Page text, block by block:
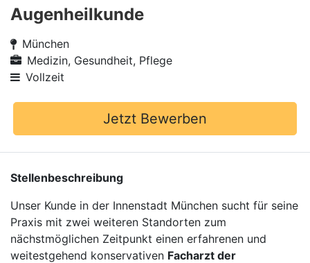
Augenheilkunde
München
Medizin, Gesundheit, Pflege
Vollzeit
Jetzt Bewerben
Stellenbeschreibung
Unser Kunde in der Innenstadt München sucht für seine
Praxis mit zwei weiteren Standorten zum
nächstmöglichen Zeitpunkt einen erfahrenen und
weitestgehend konservativen Facharzt der